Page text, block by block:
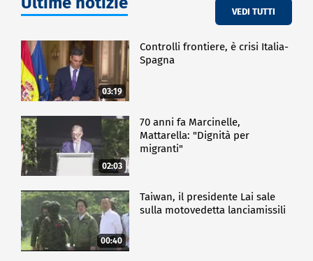
VEDI TUTTI
03:19
Controlli frontiere, è crisi Italia-
Spagna
02:03
70 anni fa Marcinelle,
Mattarella: "Dignità per
migranti"
00:40
Taiwan, il presidente Lai sale
sulla motovedetta lanciamissili